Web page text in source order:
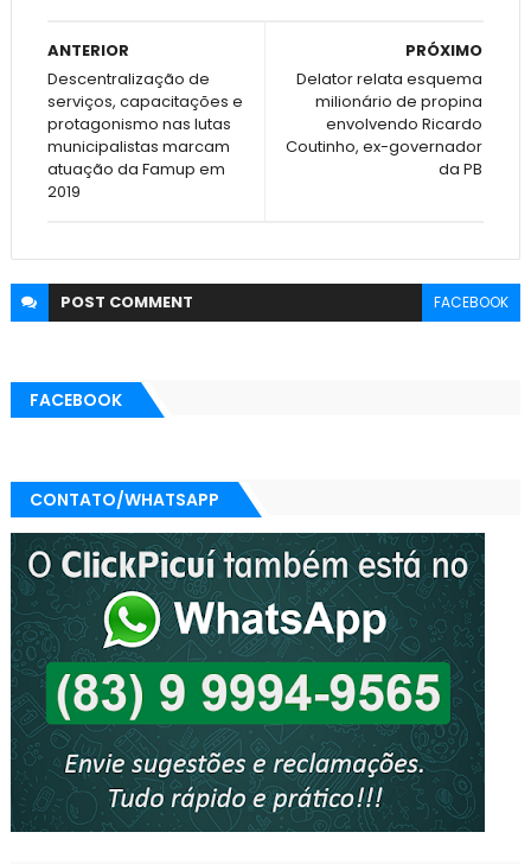
PRÓXIMO
Delator relata esquema
milionário de propina
envolvendo Ricardo
Coutinho, ex-governador
da PB
ANTERIOR
Descentralização de
serviços, capacitações e
protagonismo nas lutas
municipalistas marcam
atuação da Famup em
2019
POST COMMENT FACEBOOK
FACEBOOK
CONTATO/WHATSAPP